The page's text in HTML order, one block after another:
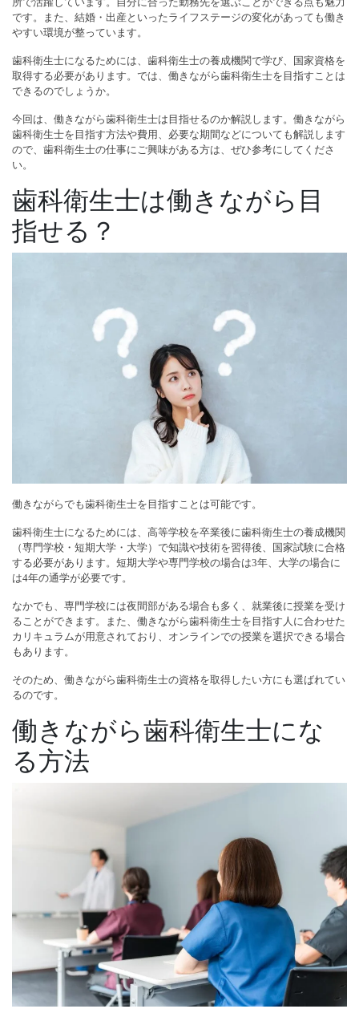
です。また、結婚・出産といったライフステージの変化があっても働き
やすい環境が整っています。
歯科衛生士になるためには、歯科衛生士の養成機関で学び、国家資格を
取得する必要があります。では、働きながら歯科衛生士を目指すことは
できるのでしょうか。
今回は、働きながら歯科衛生士は目指せるのか解説します。働きながら
歯科衛生士を目指す方法や費用、必要な期間などについても解説します
ので、歯科衛生士の仕事にご興味がある方は、ぜひ参考にしてくださ
い。
歯科衛生士は働きながら目
指せる？
働きながらでも歯科衛生士を目指すことは可能です。
歯科衛生士になるためには、高等学校を卒業後に歯科衛生士の養成機関
（専門学校・短期大学・大学）で知識や技術を習得後、国家試験に合格
する必要があります。短期大学や専門学校の場合は3年、大学の場合に
は4年の通学が必要です。
なかでも、専門学校には夜間部がある場合も多く、就業後に授業を受け
ることができます。また、働きながら歯科衛生士を目指す人に合わせた
カリキュラムが用意されており、オンラインでの授業を選択できる場合
もあります。
そのため、働きながら歯科衛生士の資格を取得したい方にも選ばれてい
るのです。
働きながら歯科衛生士にな
る方法